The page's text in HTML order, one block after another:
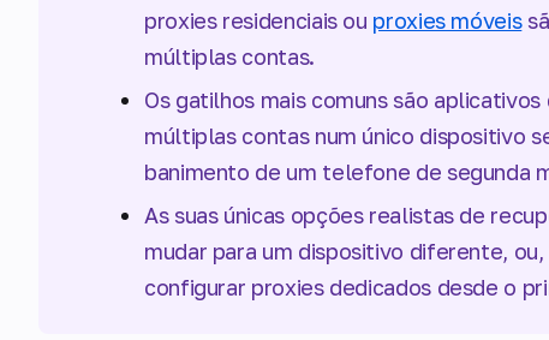
proxies residenciais ou proxies móveis
múltiplas contas.
Os gatilhos mais comuns são
múltiplas contas num único dispositivo
banimento de um telefone de segunda
As suas únicas opções realistas de
mudar para um dispositivo diferente,
configurar proxies dedicados desde o